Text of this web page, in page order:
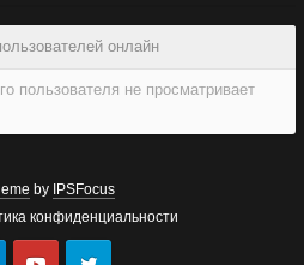
онлайн
пользователя не просматривает
by IPSFocus
конфиденциальности